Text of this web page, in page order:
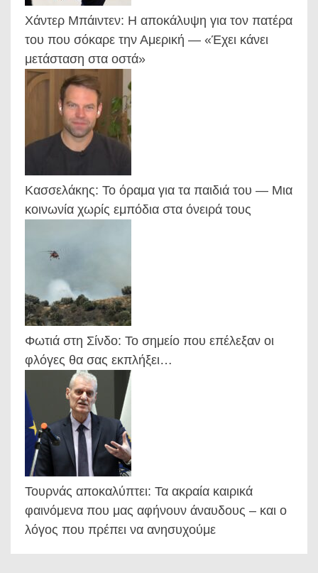
Χάντερ Μπάιντεν: Η αποκάλυψη για τον πατέρα
του που σόκαρε την Αμερική — «Έχει κάνει
μετάσταση στα οστά»
Κασσελάκης: Το όραμα για τα παιδιά του — Μια
κοινωνία χωρίς εμπόδια στα όνειρά τους
Φωτιά στη Σίνδο: Το σημείο που επέλεξαν οι
φλόγες θα σας εκπλήξει…
Τουρνάς αποκαλύπτει: Τα ακραία καιρικά
φαινόμενα που μας αφήνουν άναυδους – και ο
λόγος που πρέπει να ανησυχούμε